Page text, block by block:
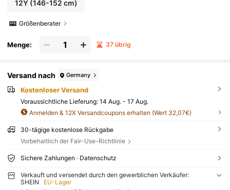
12Y(146-152 cm)
Größenberater
Menge: 37 übrig
Versand nach Germany
Kostenloser Versand
Voraussichtliche Lieferung: 14 Aug. - 17 Aug.
Anmelden & 12X Versandcoupons erhalten (Wert 32,07€)
30-tägige kostenlose Rückgabe
Vorbehaltlich der Fair-Use-Richtlinie
Sichere Zahlungen · Datenschutz
Verkauft und versendet durch den gewerblichen Verkäufer:
SHEIN
EU-Lager